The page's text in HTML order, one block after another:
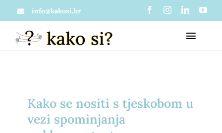
to
content
info@kakosi.hr
Što je zapravo kako si?
ČlanciKako se nositi s tjeskobom u
vezi spominjanja